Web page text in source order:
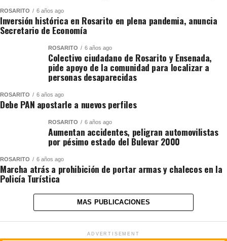
ROSARITO 6 años ago
Inversión histórica en Rosarito en plena pandemia, anuncia
Secretario de Economía
ROSARITO 6 años ago
Colectivo ciudadano de Rosarito y Ensenada,
pide apoyo de la comunidad para localizar a
personas desaparecidas
ROSARITO 6 años ago
Debe PAN apostarle a nuevos perfiles
ROSARITO 6 años ago
Aumentan accidentes, peligran automovilistas
por pésimo estado del Bulevar 2000
ROSARITO 6 años ago
Marcha atrás a prohibición de portar armas y chalecos en la
Policía Turística
MAS PUBLICACIONES
ADVERTISEMENT